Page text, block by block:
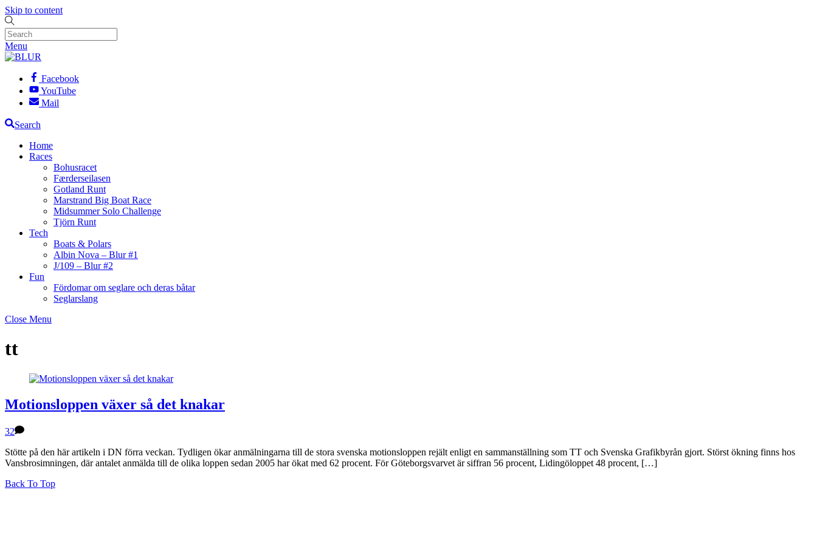
Skip to content
Menu
Facebook
YouTube
Mail
Search
Home
Races
Bohusracet
Færderseilasen
Gotland Runt
Marstrand Big Boat Race
Midsummer Solo Challenge
Tjörn Runt
Tech
Boats & Polars
Albin Nova – Blur #1
J/109 – Blur #2
Fun
Fördomar om seglare och deras båtar
Seglarslang
Close Menu
tt
Motionsloppen växer så det knakar
32
Stötte på den här artikeln i DN förra veckan. Tydligen ökar anmälningarna till de stora svenska motionsloppen rejält enligt en sammanställning som TT och Svenska Grafikbyrån gjort. Störst ökning finns hos
Vansbrosimningen, där antalet anmälda till de olika loppen sedan 2005 har ökat med 62 procent. För Göteborgsvarvet är siffran 56 procent, Lidingöloppet 48 procent, […]
Back To Top